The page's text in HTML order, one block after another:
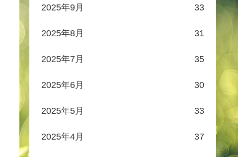
2025年9月 33
2025年8月 31
2025年7月 35
2025年6月 30
2025年5月 33
2025年4月 37